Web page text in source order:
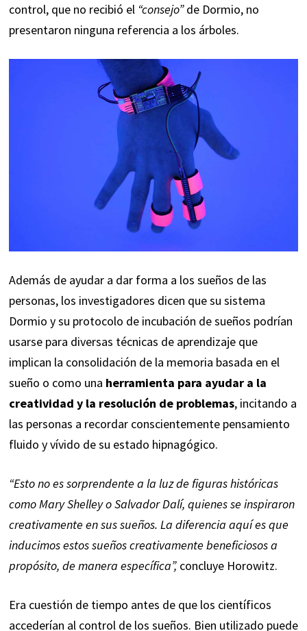
control, que no recibió el “consejo”de Dormio, no
presentaron ninguna referencia a los árboles.
Además de ayudar a dar forma a los sueños de las
personas, los investigadores dicen que su sistema
Dormio y su protocolo de incubación de sueños podrían
usarse para diversas técnicas de aprendizaje que
implican la consolidación de la memoria basada en el
sueño o como una herramienta para ayudar a la
creatividad y la resolución de problemas, incitando a
las personas a recordar conscientemente pensamiento
fluido y vívido de su estado hipnagógico.
“Esto no es sorprendente a la luz de figuras históricas
como Mary Shelley o Salvador Dalí, quienes se inspiraron
creativamente en sus sueños. La diferencia aquí es que
inducimos estos sueños creativamente beneficiosos a
propósito, de manera específica”,concluye Horowitz.
Era cuestión de tiempo antes de que los científicos
accederían al control de los sueños. Bien utilizado puede